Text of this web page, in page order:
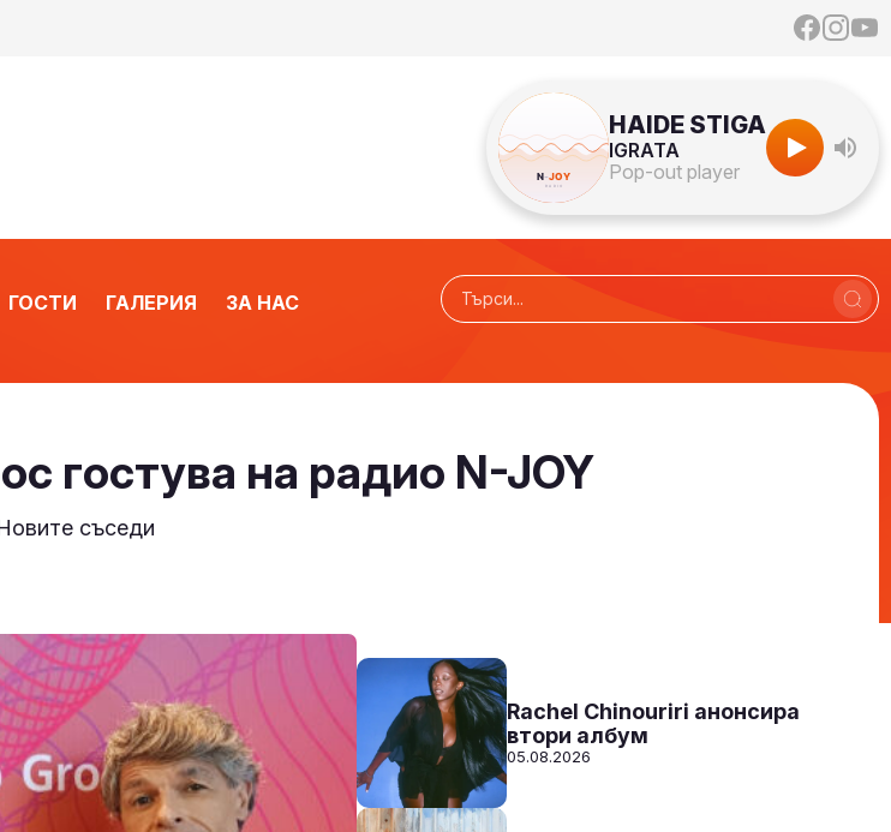
HAIDE STIGA
IGRATA
Pop-out player
ГОСТИ ГАЛЕРИЯ ЗА НАС
гостува на радио N-JOY
съседи
СЛУШАЙ
Rachel Chinouriri анонсира
втори албум
05.08.2026